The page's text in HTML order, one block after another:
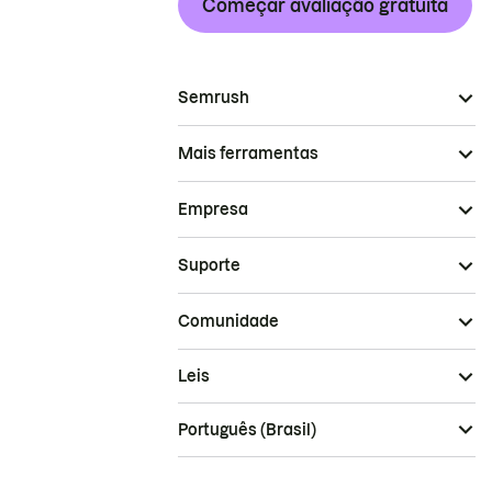
Começar avaliação gratuita
Semrush
Mais ferramentas
Empresa
Suporte
Comunidade
Leis
Português (Brasil)